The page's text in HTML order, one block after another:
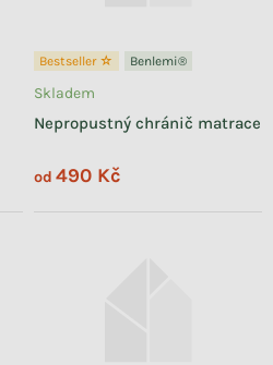
Bestseller ☆ Benlemi®
Nepropustný chránič matrace
Skladem
od 490 Kč